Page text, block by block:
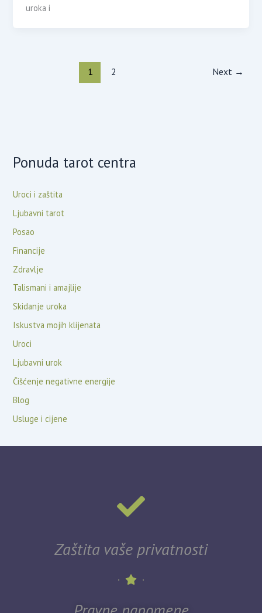
uroka i
1 2 Next →
Ponuda tarot centra
Uroci i zaštita
Ljubavni tarot
Posao
Financije
Zdravlje
Talismani i amajlije
Skidanje uroka
Iskustva mojih klijenata
Uroci
Ljubavni urok
Čišćenje negativne energije
Blog
Usluge i cijene
Zaštita vaše privatnosti